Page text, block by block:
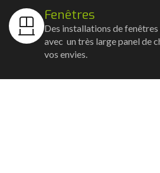
Fenêtres
Des installations de fenêtres
avec un très large panel de
vos envies.